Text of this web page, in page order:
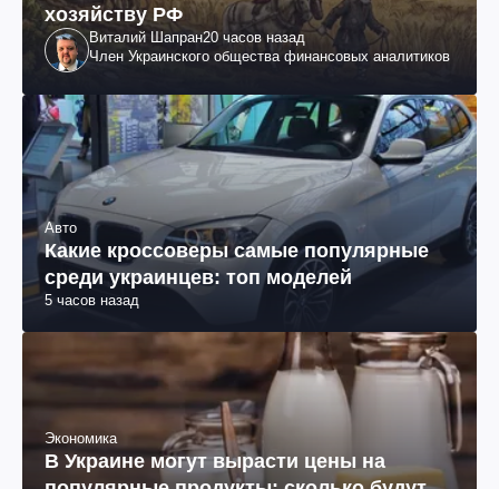
хозяйству РФ
Виталий Шапран20 часов назад
Член Украинского общества финансовых аналитиков
Авто
Какие кроссоверы самые популярные
среди украинцев: топ моделей
5 часов назад
Экономика
В Украине могут вырасти цены на